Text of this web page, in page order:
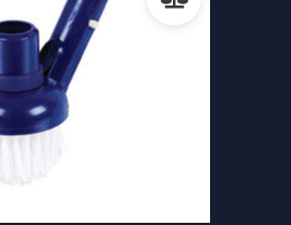
—49 .00 €